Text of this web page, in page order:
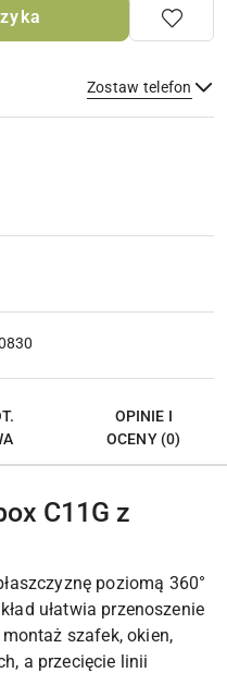
Zostaw telefon
OPINIE I
OCENY (0)
C11G z
poziomą 360°
ułatwia przenoszenie
szafek, okien,
a przecięcie linii